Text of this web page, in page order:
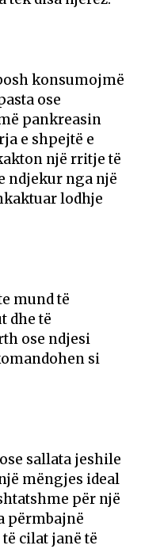
konsumojmë
ose
pankreasin
e shpejtë e
një rritje të
ndjekur nga një
lodhje
mund të
dhe të
ose ndjesi
si
sallata jeshile
mëngjes ideal
për një
përmbajnë
cilat janë të